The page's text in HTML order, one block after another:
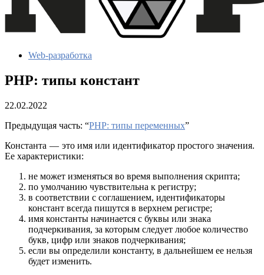
Web-разработка
PHP: типы констант
22.02.2022
Предыдущая часть: “PHP: типы переменных”
Константа — это имя или идентификатор простого значения.
Ее характеристики:
не может изменяться во время выполнения скрипта;
по умолчанию чувствительна к регистру;
в соответствии с соглашением, идентификаторы
констант всегда пишутся в верхнем регистре;
имя константы начинается с буквы или знака
подчеркивания, за которым следует любое количество
букв, цифр или знаков подчеркивания;
если вы определили константу, в дальнейшем ее нельзя
будет изменить.